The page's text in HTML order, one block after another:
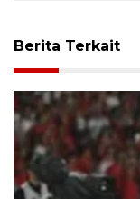
Berita Terkait